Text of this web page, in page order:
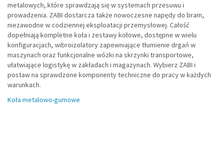
metalowych, które sprawdzają się w systemach przesuwu i
prowadzenia. ZABI dostarcza także nowoczesne napędy do bram,
niezawodne w codziennej eksploatacji przemysłowej. Całość
dopełniają kompletne koła i zestawy kołowe, dostępne w wielu
konfiguracjach, wibroizolatory zapewniające tłumienie drgań w
maszynach oraz funkcjonalne wózki na skrzynki transportowe,
ułatwiające logistykę w zakładach i magazynach. Wybierz ZABI i
postaw na sprawdzone komponenty techniczne do pracy w każdych
warunkach.
Koła metalowo-gumowe